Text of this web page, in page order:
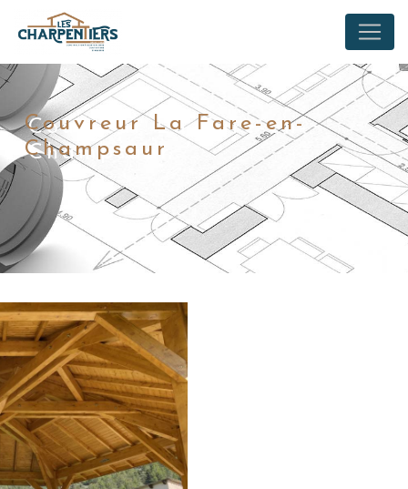
Couvreur La Fare-en-
Champsaur
Panneau de gestion des cookies